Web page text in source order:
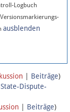
Logbuch
ausblenden
Beiträge)
Dispute-
Beiträge)